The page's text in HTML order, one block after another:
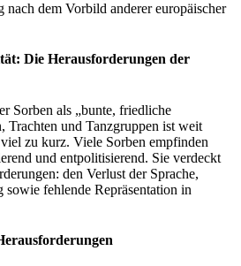
dem Vorbild anderer europäischer
Die Herausforderungen der
Sorben als „bunte, friedliche
Trachten und Tanzgruppen ist weit
zu kurz. Viele Sorben empfinden
und entpolitisierend. Sie verdeckt
den Verlust der Sprache,
fehlende Repräsentation in